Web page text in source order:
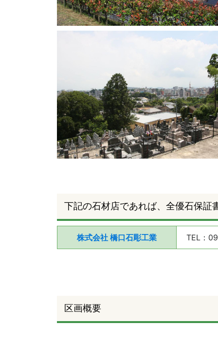
下記の石材店であれば、全優石保証
株式会社 橋口石彫工業 TEL：
区画概要